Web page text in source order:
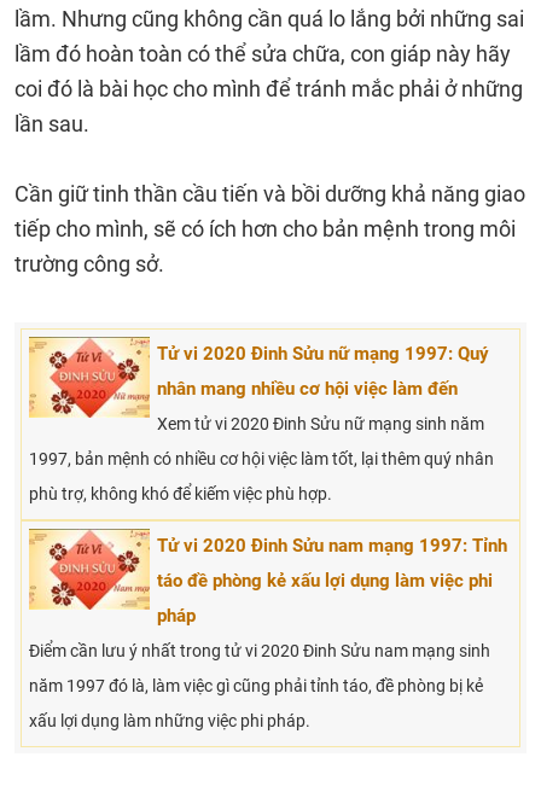
lầm. Nhưng cũng không cần quá lo lắng bởi những sai
lầm đó hoàn toàn có thể sửa chữa, con giáp này hãy
coi đó là bài học cho mình để tránh mắc phải ở những
lần sau.
Cần giữ tinh thần cầu tiến và bồi dưỡng khả năng giao
tiếp cho mình, sẽ có ích hơn cho bản mệnh trong môi
trường công sở.
Tử vi 2020 Đinh Sửu nữ mạng 1997: Quý
nhân mang nhiều cơ hội việc làm đến
Xem tử vi 2020 Đinh Sửu nữ mạng sinh năm
1997, bản mệnh có nhiều cơ hội việc làm tốt, lại thêm quý nhân
phù trợ, không khó để kiếm việc phù hợp.
Tử vi 2020 Đinh Sửu nam mạng 1997: Tỉnh
táo đề phòng kẻ xấu lợi dụng làm việc phi
pháp
Điểm cần lưu ý nhất trong tử vi 2020 Đinh Sửu nam mạng sinh
năm 1997 đó là, làm việc gì cũng phải tỉnh táo, đề phòng bị kẻ
xấu lợi dụng làm những việc phi pháp.